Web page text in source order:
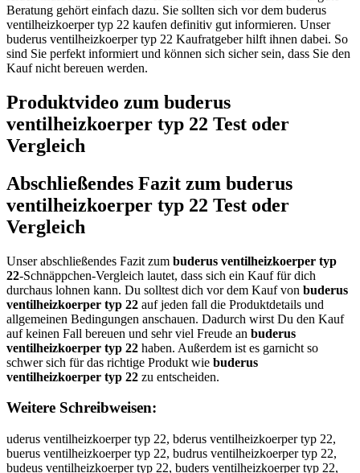
Beratung gehört einfach dazu. Sie sollten sich vor dem buderus
ventilheizkoerper typ 22 kaufen definitiv gut informieren. Unser
buderus ventilheizkoerper typ 22 Kaufratgeber hilft ihnen dabei. So
sind Sie perfekt informiert und können sich sicher sein, dass Sie den
Kauf nicht bereuen werden.
Produktvideo zum buderus
ventilheizkoerper typ 22 Test oder
Vergleich
Abschließendes Fazit zum buderus
ventilheizkoerper typ 22 Test oder
Vergleich
Unser abschließendes Fazit zum buderus ventilheizkoerper typ
22-Schnäppchen-Vergleich lautet, dass sich ein Kauf für dich
durchaus lohnen kann. Du solltest dich vor dem Kauf von buderus
ventilheizkoerper typ 22 auf jeden fall die Produktdetails und
allgemeinen Bedingungen anschauen. Dadurch wirst Du den Kauf
auf keinen Fall bereuen und sehr viel Freude an buderus
ventilheizkoerper typ 22 haben. Außerdem ist es garnicht so
schwer sich für das richtige Produkt wie buderus
ventilheizkoerper typ 22 zu entscheiden.
Weitere Schreibweisen:
uderus ventilheizkoerper typ 22, bderus ventilheizkoerper typ 22, buerus ventilheizkoerper typ 22, budrus ventilheizkoerper typ 22, budeus ventilheizkoerper typ 22, buders ventilheizkoerper typ 22, buderu ventilheizkoerper typ 22, buderus ventilheizkoerper typ 22, buderus entilheizkoerper typ 22, buderus vntilheizkoerper typ 22, buderus vetilheizkoerper typ 22, buderus venilheizkoerper typ 22, buderus ventlheizkoerper typ 22, buderus ventiheizkoerper typ 22, buderus ventileizkoerper typ 22, buderus ventilhizkoerper typ 22, buderus ventilhezkoerper typ 22, buderus ventilheikoerper typ 22, buderus ventilheizoerper typ 22, buderus ventilheizkerper typ 22, buderus ventilheizkorper typ 22, buderus ventilheizkoeper typ 22, buderus ventilheizkoerer typ 22, buderus ventilheizkoerpr typ 22, buderus ventilheizkoerpe typ 22, buderus ventilheizkoerper yp 22, buderus ventilheizkoerper tp 22, buderus ventilheizkoerper ty 22, buderus ventilheizkoerper typ 2, bbuderus ventilheizkoerper typ 22, buuderus ventilheizkoerper typ 22, budderus ventilheizkoerper typ 22, budeerus ventilheizkoerper typ 22, buderrus ventilheizkoerper typ 22, buderuus ventilheizkoerper typ 22, buderuss ventilheizkoerper typ 22, buderus vventilheizkoerper typ 22, buderus veentilheizkoerper typ 22, buderus venntilheizkoerper typ 22, buderus venttilheizkoerper typ 22, buderus ventiilheizkoerper typ 22, buderus ventillheizkoerper typ 22, buderus ventilhheizkoerper typ 22, buderus ventilheeizkoerper typ 22, buderus ventilheiizkoerper typ 22, buderus ventilheizzkoerper typ 22, buderus ventilheizkkoerper typ 22, buderus ventilheizkooerper typ 22, buderus ventilheizkoeerper typ 22, buderus ventilheizkoerrper typ 22, buderus ventilheizkoerpper typ 22, buderus ventilheizkoerpeer typ 22, buderus ventilheizkoerperr typ 22, buderus ventilheizkoerper ttyp 22, buderus ventilheizkoerper tyyp 22, buderus ventilheizkoerper typp 22, buderus ventilheizkoerper typ 222, ubderus ventilheizkoerper typ 22, bduerus ventilheizkoerper typ 22, buedrus ventilheizkoerper typ 22, budreus ventilheizkoerper typ 22, budeurs ventilheizkoerper typ 22, budersu ventilheizkoerper typ 22, buderu sventilheizkoerper typ 22, buderusv entilheizkoerper typ 22, buderus evntilheizkoerper typ 22, buderus vnetilheizkoerper typ 22, buderus vetnilheizkoerper typ 22, buderus venitlheizkoerper typ 22, buderus ventliheizkoerper typ 22, buderus ventihleizkoerper typ 22, buderus ventilehizkoerper typ 22, buderus ventilhiezkoerper typ 22, buderus ventilhezikoerper typ 22, buderus ventilheikzoerper typ 22, buderus ventilheizokerper typ 22, buderus ventilheizkeorper typ 22, buderus ventilheizkoreper typ 22, buderus ventilheizkoeprer typ 22, buderus ventilheizkoerepr typ 22, buderus ventilheizkoerpre typ 22, buderus ventilheizkoerpe rtyp 22, buderus ventilheizkoerpert yp 22, buderus ventilheizkoerper ytp 22, buderus ventilheizkoerper tpy 22, buderus ventilheizkoerper ty p22, buderus ventilheizkoerper typ2 2, buderusventilheizkoerper typ 22, buderus ventilheizkoerpertyp 22, buderus ventilheizkoerper typ22, uderus ventilheizkoerper typ 22, vuderus ventilheizkoerper typ 22, fuderus ventilheizkoerper typ 22, guderus ventilheizkoerper typ 22, huderus ventilheizkoerper typ 22, nuderus ventilheizkoerper typ 22, byderus ventilheizkoerper typ 22, bhderus ventilheizkoerper typ 22, bjderus ventilheizkoerper typ 22, bkderus ventilheizkoerper typ 22, biderus ventilheizkoerper typ 22, b7derus ventilheizkoerper typ 22, b8derus ventilheizkoerper typ 22, buxerus ventilheizkoerper typ 22, buserus ventilheizkoerper typ 22, buwerus ventilheizkoerper typ 22, bueerus ventilheizkoerper typ 22, burerus ventilheizkoerper typ 22, buferus ventilheizkoerper typ 22, buverus ventilheizkoerper typ 22, bucerus ventilheizkoerper typ 22, budwrus ventilheizkoerper typ 22, budsrus ventilheizkoerper typ 22, buddrus ventilheizkoerper typ 22, budfrus ventilheizkoerper typ 22, budrrus ventilheizkoerper typ 22, bud3rus ventilheizkoerper typ 22, bud4rus ventilheizkoerper typ 22, budeeus ventilheizkoerper typ 22, budedus ventilheizkoerper typ 22, budefus ventilheizkoerper typ 22, budegus ventilheizkoerper typ 22, budetus ventilheizkoerper typ 22, bude4us ventilheizkoerper typ 22, bude5us ventilheizkoerper typ 22, buderys ventilheizkoerper typ 22, buderhs ventilheizkoerper typ 22, buderjs ventilheizkoerper typ 22, buderks ventilheizkoerper typ 22, buderis ventilheizkoerper typ 22, buder7s ventilheizkoerper typ 22, buder8s ventilheizkoerper typ 22, buderuq ventilheizkoerper typ 22, buderuw ventilheizkoerper typ 22, buderue ventilheizkoerper typ 22, buderuz ventilheizkoerper typ 22, buderux ventilheizkoerper typ 22, buderuc ventilheizkoerper typ 22, buderus entilheizkoerper typ 22, buderus centilheizkoerper typ 22, buderus dentilheizkoerper typ 22, buderus fentilheizkoerper typ 22, buderus gentilheizkoerper typ 22, buderus bentilheizkoerper typ 22, buderus vwntilheizkoerper typ 22, buderus vsntilheizkoerper typ 22, buderus vdntilheizkoerper typ 22, buderus vfntilheizkoerper typ 22, buderus vrntilheizkoerper typ 22, buderus v3ntilheizkoerper typ 22, buderus v4ntilheizkoerper typ 22, buderus ve tilheizkoerper typ 22, buderus vebtilheizkoerper typ 22, buderus vegtilheizkoerper typ 22, buderus vehtilheizkoerper typ 22, buderus vejtilheizkoerper typ 22, buderus vemtilheizkoerper typ 22, buderus venrilheizkoerper typ 22, buderus venfilheizkoerper typ 22, buderus vengilheizkoerper typ 22, buderus venhilheizkoerper typ 22, buderus venyilheizkoerper typ 22, buderus ven5ilheizkoerper typ 22, buderus ven6ilheizkoerper typ 22, buderus ventulheizkoerper typ 22, buderus ventjlheizkoerper typ 22, buderus ventklheizkoerper typ 22, buderus ventllheizkoerper typ 22, buderus ventolheizkoerper typ 22, buderus vent8lheizkoerper typ 22, buderus vent9lheizkoerper typ 22, buderus ventipheizkoerper typ 22, buderus ventioheizkoerper typ 22, buderus ventiiheizkoerper typ 22, buderus ventikheizkoerper typ 22, buderus ventimheizkoerper typ 22, buderus ventilbeizkoerper typ 22, buderus ventilgeizkoerper typ 22, buderus ventilteizkoerper typ 22, buderus ventilyeizkoerper typ 22, buderus ventilueizkoerper typ 22, buderus ventiljeizkoerper typ 22, buderus ventilmeizkoerper typ 22, buderus ventilneizkoerper typ 22, buderus ventilhwizkoerper typ 22, buderus ventilhsizkoerper typ 22, buderus ventilhdizkoerper typ 22, buderus ventilhfizkoerper typ 22, buderus ventilhrizkoerper typ 22, buderus ventilh3izkoerper typ 22, buderus ventilh4izkoerper typ 22, buderus ventilheuzkoerper typ 22, buderus ventilhejzkoerper typ 22, buderus ventilhekzkoerper typ 22, buderus ventilhelzkoerper typ 22, buderus ventilheozkoerper typ 22, buderus ventilhe8zkoerper typ 22, buderus ventilhe9zkoerper typ 22, buderus ventilheixkoerper typ 22, buderus ventilheiskoerper typ 22, buderus ventilheiakoerper typ 22, buderus ventilheizuoerper typ 22, buderus ventilheizjoerper typ 22, buderus ventilheizmoerper typ 22, buderus ventilheizloerper typ 22, buderus ventilheizooerper typ 22, buderus ventilheizkierper typ 22, buderus ventilheizkkerper typ 22, buderus ventilheizklerper typ 22, buderus ventilheizkperper typ 22, buderus ventilheizk9erper typ 22, buderus ventilheizk0erper typ 22, buderus ventilheizkowrper typ 22, buderus ventilheizkosrper typ 22, buderus ventilheizkodrper typ 22, buderus ventilheizkofrper typ 22, buderus ventilheizkorrper typ 22, buderus ventilheizko3rper typ 22, buderus ventilheizko4rper typ 22, buderus ventilheizkoeeper typ 22, buderus ventilheizkoedper typ 22, buderus ventilheizkoefper typ 22, buderus ventilheizkoegper typ 22, buderus ventilheizkoetper typ 22, buderus ventilheizkoe4per typ 22, buderus ventilheizkoe5per typ 22, buderus ventilheizkoeroer typ 22, buderus ventilheizkoerler typ 22, buderus ventilheizkoeröer typ 22, buderus ventilheizkoerüer typ 22, buderus ventilheizkoer0er typ 22, buderus ventilheizkoerßer typ 22, buderus ventilheizkoerpwr typ 22, buderus ventilheizkoerpsr typ 22, buderus ventilheizkoerpdr typ 22, buderus ventilheizkoerpfr typ 22, buderus ventilheizkoerprr typ 22, buderus ventilheizkoerp3r typ 22, buderus ventilheizkoerp4r typ 22, buderus ventilheizkoerpee typ 22, buderus ventilheizkoerped typ 22, buderus ventilheizkoerpef typ 22, buderus ventilheizkoerpeg typ 22, buderus ventilheizkoerpet typ 22, buderus ventilheizkoerpe4 typ 22, buderus ventilheizkoerpe5 typ 22, buderus ventilheizkoerper ryp 22, buderus ventilheizkoerper fyp 22, buderus ventilheizkoerper gyp 22, buderus ventilheizkoerper hyp 22, buderus ventilheizkoerper yyp 22, buderus ventilheizkoerper 5yp 22, buderus ventilheizkoerper 6yp 22, buderus ventilheizkoerper ttp 22, buderus ventilheizkoerper tgp 22, buderus ventilheizkoerper thp 22, buderus ventilheizkoerper tjp 22, buderus ventilheizkoerper tup 22, buderus ventilheizkoerper t6p 22, buderus ventilheizkoerper t7p 22, buderus ventilheizkoerper tyo 22, buderus ventilheizkoerper tyl 22, buderus ventilheizkoerper työ 22, buderus ventilheizkoerper tyü 22, buderus ventilheizkoerper ty0 22, buderus ventilheizkoerper tyß 22, buderus ventilheizkoerper typ q2, buderus ventilheizkoerper typ w2, buderus ventilheizkoerper typ e2, buderus ventilheizkoerper typ 2q, buderus ventilheizkoerper typ 2w, buderus ventilheizkoerper typ 2e, buderus ventilheizkoerper typ 22, b uderus ventilheizkoerper typ 22, vbuderus ventilheizkoerper typ 22, bvuderus ventilheizkoerper typ 22, fbuderus ventilheizkoerper typ 22, bfuderus ventilheizkoerper typ 22, gbuderus ventilheizkoerper typ 22, bguderus ventilheizkoerper typ 22, hbuderus ventilheizkoerper typ 22, bhuderus ventilheizkoerper typ 22, nbuderus ventilheizkoerper typ 22, bnuderus ventilheizkoerper typ 22, byuderus ventilheizkoerper typ 22, buyderus ventilheizkoerper typ 22, buhderus ventilheizkoerper typ 22, bjuderus ventilheizkoerper typ 22, bujderus ventilheizkoerper typ 22, bkuderus ventilheizkoerper typ 22, bukderus ventilheizkoerper typ 22, biuderus ventilheizkoerper typ 22, buiderus ventilheizkoerper typ 22, b7uderus ventilheiz